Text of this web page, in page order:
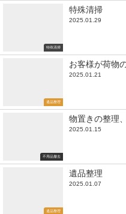
特殊清掃
特殊清掃
2025.01.29
遺品整理
お客様が荷物
2025.01.21
不用品撤去
物置きの整理
2025.01.15
遺品整理
遺品整理
2025.01.07